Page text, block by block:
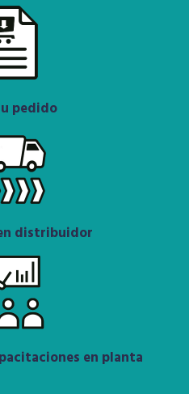
pedido
distribuidor
en planta